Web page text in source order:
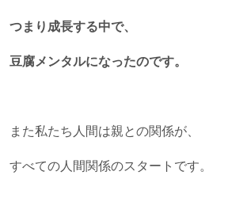
つまり成長する中で、
豆腐メンタルになったのです。
また私たち人間は親との関係が、
すべての人間関係のスタートです。